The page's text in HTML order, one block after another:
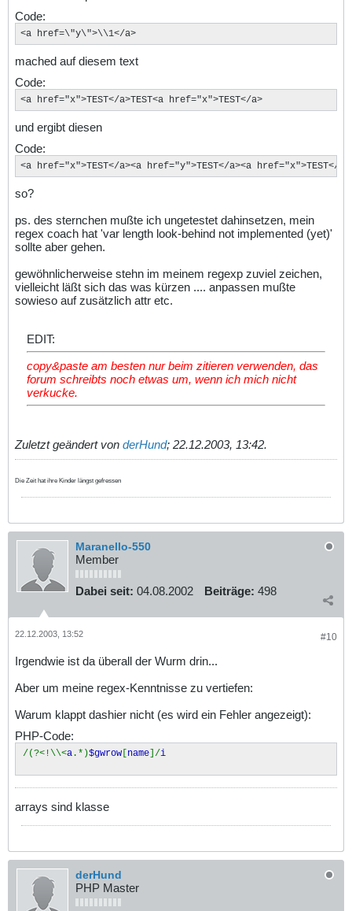
Code:
<a href=\"y\">\\1</a>
mached auf diesem text
Code:
<a href="x">TEST</a>TEST<a href="x">TEST</a>
und ergibt diesen
Code:
<a href="x">TEST</a><a href="y">TEST</a><a href="x">TEST</a>
so?
ps. des sternchen mußte ich ungetestet dahinsetzen, mein
regex coach hat 'var length look-behind not implemented (yet)'
sollte aber gehen.
gewöhnlicherweise stehn im meinem regexp zuviel zeichen,
vielleicht läßt sich das was kürzen .... anpassen mußte
sowieso auf zusätzlich attr etc.
EDIT:
copy&paste am besten nur beim zitieren verwenden, das
forum schreibts noch etwas um, wenn ich mich nicht
verkucke.
Zuletzt geändert von derHund; 22.12.2003, 13:42.
Die Zeit hat ihre Kinder längst gefressen
Maranello-550
Member
Dabei seit: 04.08.2002 Beiträge: 498
#10
22.12.2003, 13:52
Irgendwie ist da überall der Wurm drin...
Aber um meine regex-Kenntnisse zu vertiefen:
Warum klappt dashier nicht (es wird ein Fehler angezeigt):
PHP-Code:
/(?<!\\<a .*)$gwrow name ]/i
arrays sind klasse
derHund
PHP Master